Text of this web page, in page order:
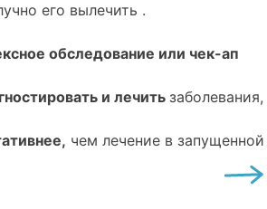
его вылечить .
обследование или чек-ап
и лечить заболевания,
чем лечение в запущенной